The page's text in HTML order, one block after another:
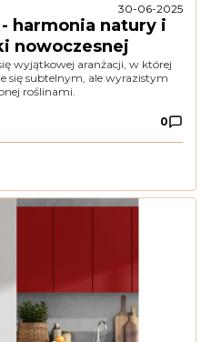
30-06-2025
harmonia natury i
nowoczesnej
wyjątkowej aranżacji, w której
się subtelnym, ale wyrazistym
roślinami.
0